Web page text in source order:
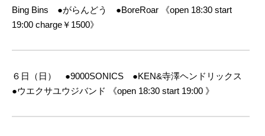
Bing Bins ●がらんどう ●BoreRoar 《open 18:30 start
19:00 charge￥1500》
６日（日） ●9000SONICS ●KEN&寺澤ヘンドリックス
●ウエクサユウジバンド
《open 18:30 start 19:00 》